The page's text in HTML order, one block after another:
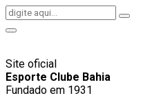
Site oficial
Esporte Clube Bahia
Fundado em 1931